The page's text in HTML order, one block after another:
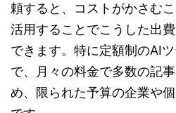
頼すると、コストがかさむ
活用することでこうした出
できます。特に定額制のAI
で、月々の料金で多数の記
め、限られた予算の企業や